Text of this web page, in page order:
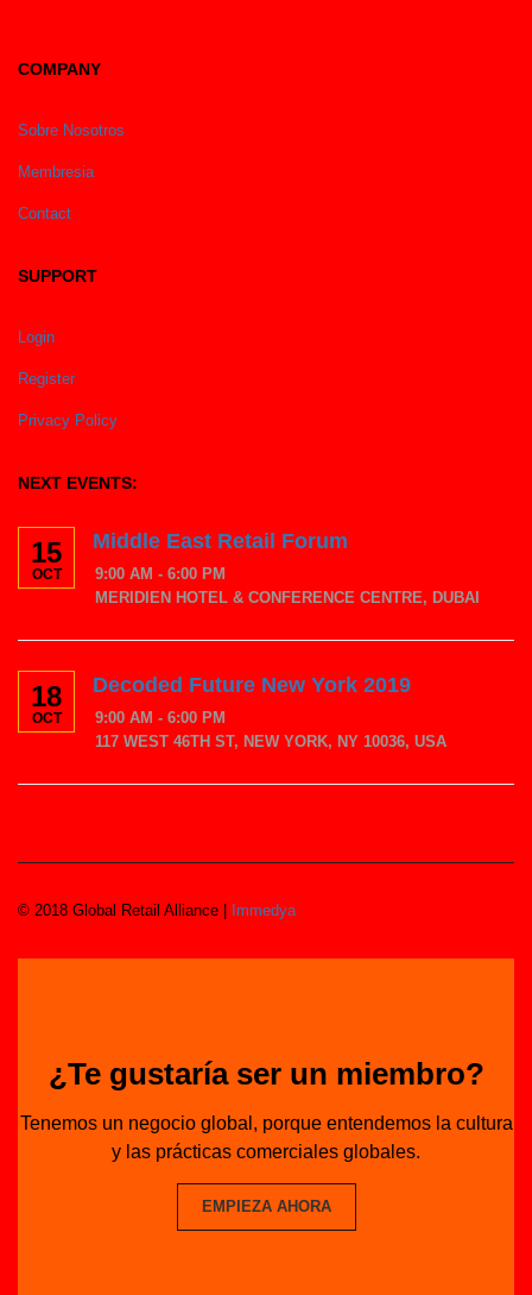
COMPANY
Sobre Nosotros
Membresia
Contact
SUPPORT
Login
Register
Privacy Policy
NEXT EVENTS:
15
OCT
Middle East Retail Forum
9:00 AM - 6:00 PM
MERIDIEN HOTEL & CONFERENCE CENTRE, DUBAI
18
OCT
Decoded Future New York 2019
9:00 AM - 6:00 PM
117 WEST 46TH ST, NEW YORK, NY 10036, USA
© 2018 Global Retail Alliance | Immedya
¿Te gustaría ser un miembro?
Tenemos un negocio global, porque entendemos la cultura
y las prácticas comerciales globales.
EMPIEZA AHORA